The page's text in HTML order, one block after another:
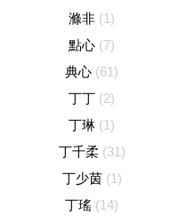
滌非 (1)
點心 (7)
典心 (61)
丁丁 (2)
丁琳 (1)
丁千柔 (31)
丁少茵 (1)
丁瑤 (14)